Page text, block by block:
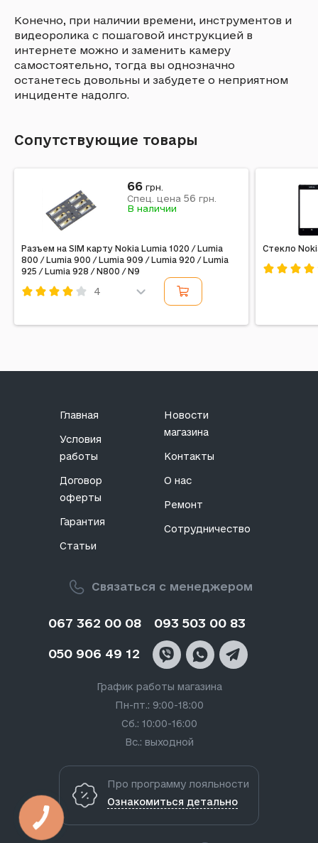
Конечно, при наличии времени, инструментов и
видеоролика с пошаговой инструкцией в
интернете можно и заменить камеру
самостоятельно, тогда вы однозначно
останетесь довольны и забудете о неприятном
инциденте надолго.
Сопутствующие товары
Разъем на SIM карту Nokia Lumia 1020 / Lumia
800 / Lumia 900 / Lumia 909 / Lumia 920 / Lumia
925 / Lumia 928 / N800 / N9
4
66 грн.
Спец. цена 56 грн.
В наличии
Стекло
Связаться с менеджером
067 362 00 08 093 503 00 83
050 906 49 12
График работы магазина
Пн-пт.: 9:00-18:00
Сб.: 10:00-16:00
Вс.: выходной
Главная
Условия
работы
Договор
оферты
Гарантия
Статьи
Новости
магазина
Контакты
О нас
Ремонт
Сотрудничество
Про программу лояльности
Ознакомиться детально